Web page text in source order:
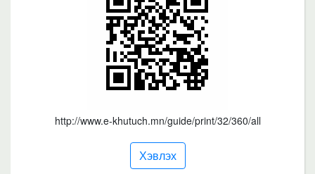
http://www.e-khutuch.mn/guide/print/32/360/all
Хэвлэх